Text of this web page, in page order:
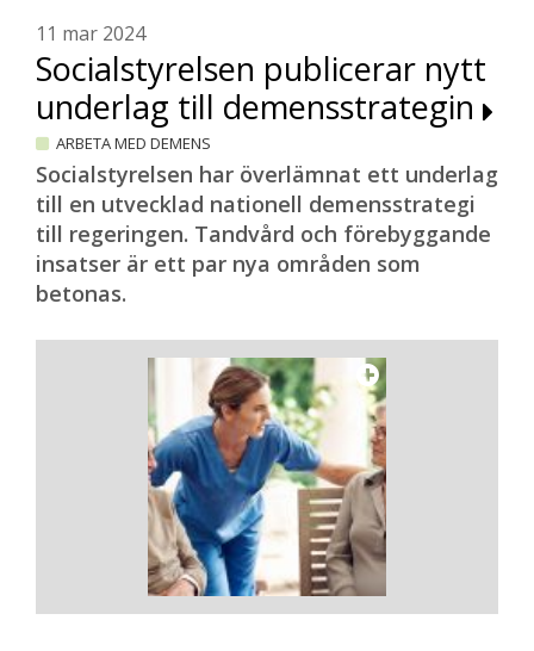
11 mar 2024
Socialstyrelsen publicerar nytt
underlag till demensstrategin
ARBETA MED DEMENS
Socialstyrelsen har överlämnat ett underlag
till en utvecklad nationell demensstrategi
till regeringen. Tandvård och förebyggande
insatser är ett par nya områden som
betonas.